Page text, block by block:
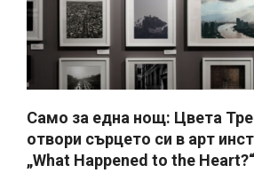
Само за една нощ: Цвета
отвори сърцето си в арт
„What Happened to the Heart?“